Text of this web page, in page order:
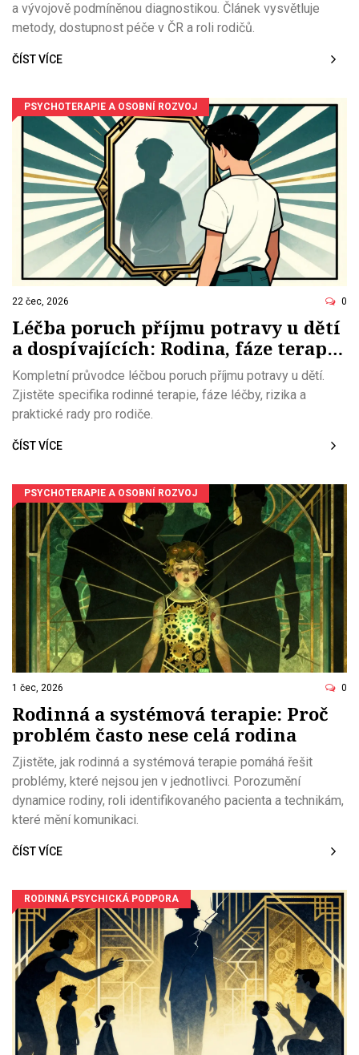
a vývojově podmíněnou diagnostikou. Článek vysvětluje
metody, dostupnost péče v ČR a roli rodičů.
ČÍST VÍCE
PSYCHOTERAPIE A OSOBNÍ ROZVOJ
22 čec, 2026 0
Léčba poruch příjmu potravy u dětí
a dospívajících: Rodina, fáze terapie
a rizika
Kompletní průvodce léčbou poruch příjmu potravy u dětí.
Zjistěte specifika rodinné terapie, fáze léčby, rizika a
praktické rady pro rodiče.
ČÍST VÍCE
PSYCHOTERAPIE A OSOBNÍ ROZVOJ
1 čec, 2026 0
Rodinná a systémová terapie: Proč
problém často nese celá rodina
Zjistěte, jak rodinná a systémová terapie pomáhá řešit
problémy, které nejsou jen v jednotlivci. Porozumění
dynamice rodiny, roli identifikovaného pacienta a technikám,
které mění komunikaci.
ČÍST VÍCE
RODINNÁ PSYCHICKÁ PODPORA